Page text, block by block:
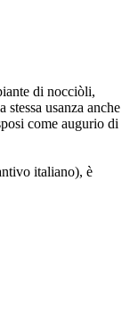
di nocciòli,
usanza anche
come augurio di
italiano), è